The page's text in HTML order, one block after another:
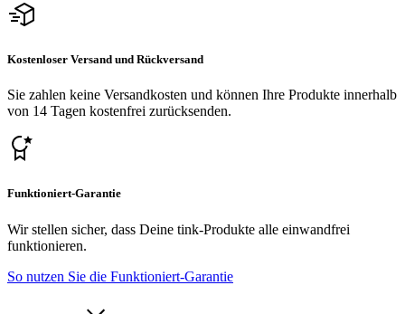
Kostenloser Versand und Rückversand
Sie zahlen keine Versandkosten und können Ihre Produkte innerhalb
von 14 Tagen kostenfrei zurücksenden.
Funktioniert-Garantie
Wir stellen sicher, dass Deine tink-Produkte alle einwandfrei
funktionieren.
So nutzen Sie die Funktioniert-Garantie